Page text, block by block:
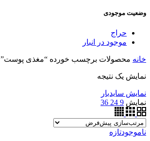
وضعیت موجودی
حراج
موجود در انبار
خانه محصولات برچسب خورده “مغذی پوست”
نمایش یک نتیجه
نمایش سایدبار
نمایش 9
24
36
ناموجودتازه